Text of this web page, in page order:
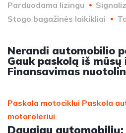
Parduodama lizingu
Stogo bagažinės laikikliai
Nerandi automobilio
Gauk paskolą iš
Finansavimas
Paskola motociklui Paskola
motoroleriui
Daugiau automobilių: